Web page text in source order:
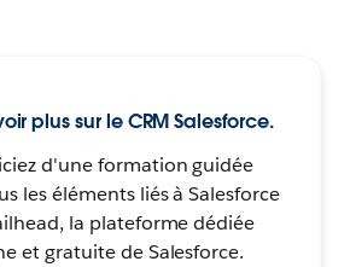
plus sur le CRM Salesforce.
d'une formation guidée
les éléments liés à Salesforce
la plateforme dédiée
et gratuite de Salesforce.